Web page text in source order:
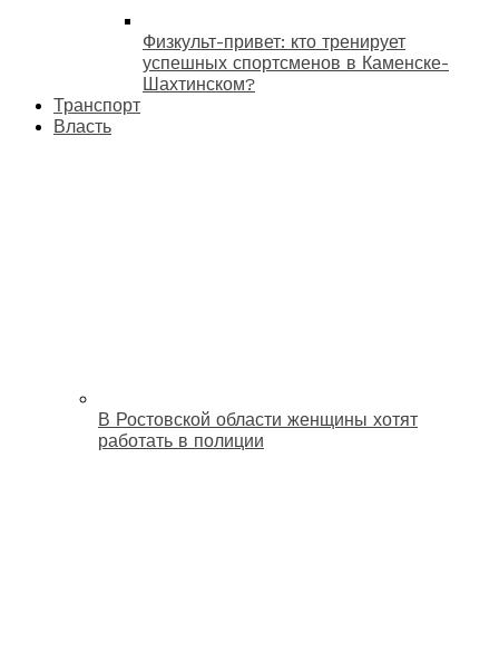
Физкульт-привет: кто тренирует
успешных спортсменов в Каменске-
Шахтинском?
Транспорт
Власть
В Ростовской области женщины хотят
работать в полиции